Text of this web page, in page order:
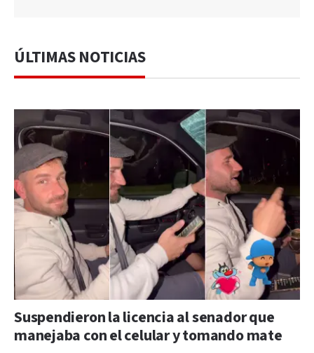
ÚLTIMAS NOTICIAS
Suspendieron la licencia al senador que
manejaba con el celular y tomando mate